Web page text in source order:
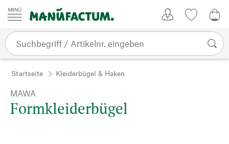
Zum Inhalt springen
Startseite Kleiderbügel & Haken
MAWA
Formkleiderbügel